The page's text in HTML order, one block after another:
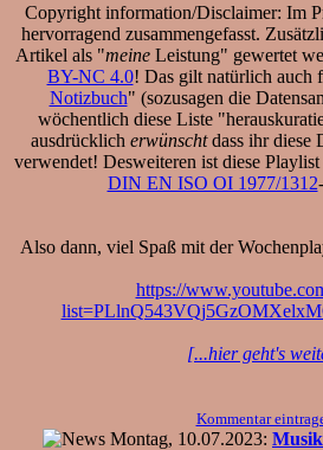
Copyright information/Disclaimer: Im
hervorragend zusammengefasst.
Artikel als "meineLeistung" gewertet
BY-NC 4.0! Das gilt natürlich auch
Notizbuch" (sozusagen die
wöchentlich diese Liste
ausdrücklich erwünschtdass ihr diese
verwendet! Desweiteren ist diese
DIN EN ISO OI 1977/1312
Also dann, viel Spaß mit der
https://
[...hier geht's
Kommentar
Montag, 10.07.2023: